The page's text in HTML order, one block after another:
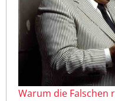
Warum die Falschen